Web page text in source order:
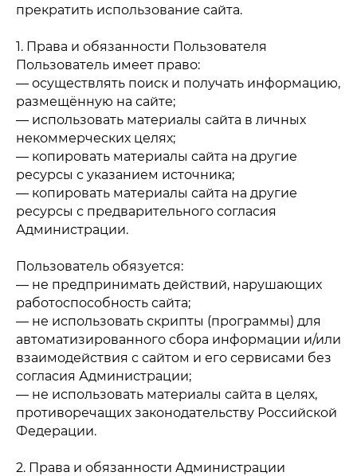
прекратить использование сайта.
1. Права и обязанности Пользователя
Пользователь имеет право:
— осуществлять поиск и получать информацию,
размещённую на сайте;
— использовать материалы сайта в личных
некоммерческих целях;
— копировать материалы сайта на другие
ресурсы с указанием источника;
— копировать материалы сайта на другие
ресурсы с предварительного согласия
Администрации.
Пользователь обязуется:
— не предпринимать действий, нарушающих
работоспособность сайта;
— не использовать скрипты (программы) для
автоматизированного сбора информации и/или
взаимодействия с сайтом и его сервисами без
согласия Администрации;
— не использовать материалы сайта в целях,
противоречащих законодательству Российской
Федерации.
2. Права и обязанности Администрации